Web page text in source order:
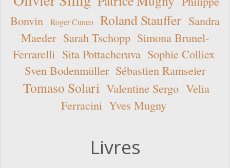
Bonvin
Roger Cuneo Roland Stauffer Sandra
Maeder Sarah Tschopp Simona Brunel-
Ferrarelli Sita Pottacheruva Sophie Colliex
Sven Bodenmüller Sébastien Ramseier
Tomaso Solari Valentine Sergo Velia
Ferracini Yves Mugny
Livres